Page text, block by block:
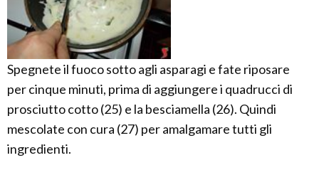
Spegnete il fuoco sotto agli asparagi e fate riposare
per cinque minuti, prima di aggiungere i quadrucci di
prosciutto cotto (25) e la besciamella (26). Quindi
mescolate con cura (27) per amalgamare tutti gli
ingredienti.